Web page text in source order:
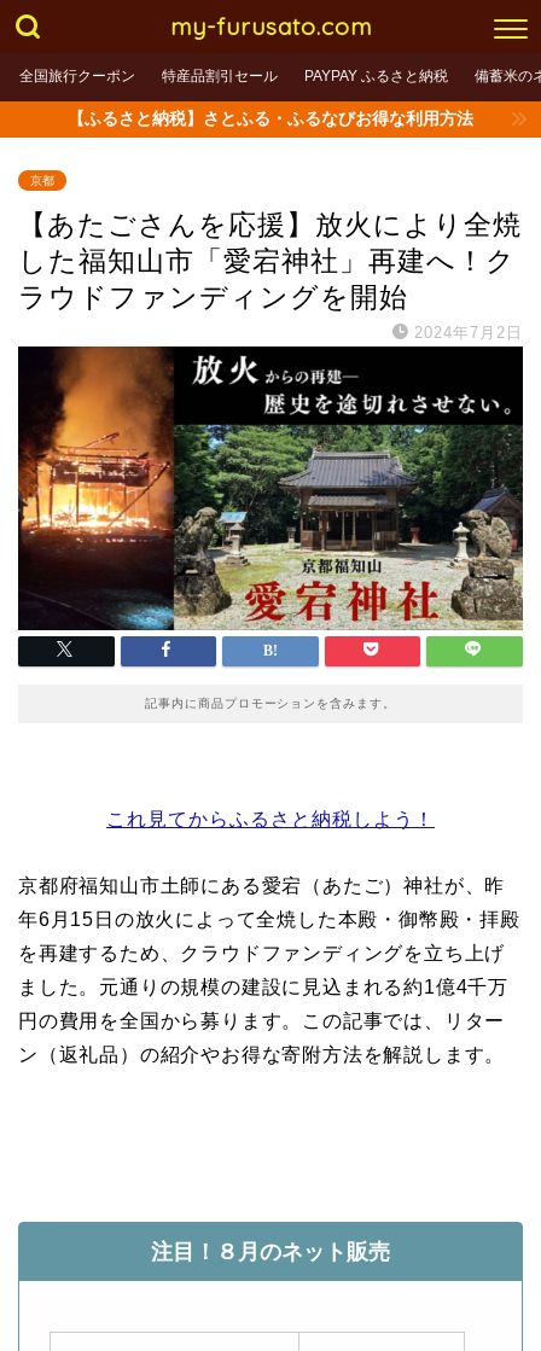
my-furusato.com
全国旅行クーポン 特産品割引セール PAYPAY ふるさと納税 備蓄米の
【ふるさと納税】さとふる・ふるなびお得な利用方法
京都
【あたごさんを応援】放火により全焼
した福知山市「愛宕神社」再建へ！ク
ラウドファンディングを開始
2024年7月2日
記事内に商品プロモーションを含みます。
これ見てからふるさと納税しよう！
京都府福知山市土師にある愛宕（あたご）神社が、昨
年6月15日の放火によって全焼した本殿・御幣殿・拝殿
を再建するため、クラウドファンディングを立ち上げ
ました。元通りの規模の建設に見込まれる約1億4千万
円の費用を全国から募ります。この記事では、リター
ン（返礼品）の紹介やお得な寄附方法を解説します。
注目！８月のネット販売